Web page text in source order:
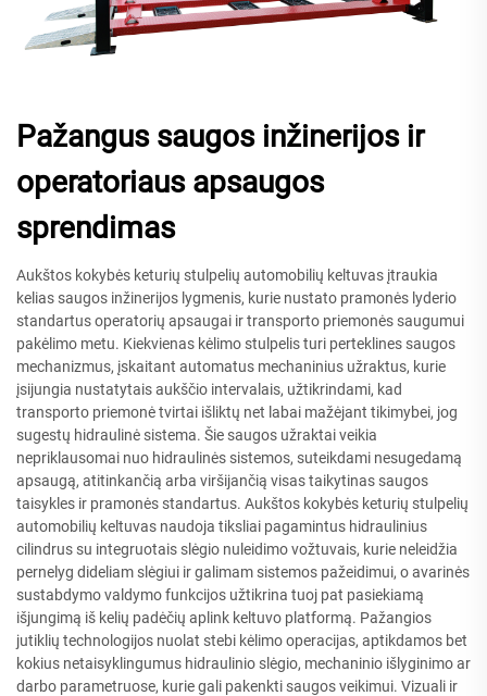
Pažangus saugos inžinerijos ir
operatoriaus apsaugos
sprendimas
Aukštos kokybės keturių stulpelių automobilių keltuvas įtraukia
kelias saugos inžinerijos lygmenis, kurie nustato pramonės lyderio
standartus operatorių apsaugai ir transporto priemonės saugumui
pakėlimo metu. Kiekvienas kėlimo stulpelis turi perteklines saugos
mechanizmus, įskaitant automatus mechaninius užraktus, kurie
įsijungia nustatytais aukščio intervalais, užtikrindami, kad
transporto priemonė tvirtai išliktų net labai mažėjant tikimybei, jog
sugestų hidraulinė sistema. Šie saugos užraktai veikia
nepriklausomai nuo hidraulinės sistemos, suteikdami nesugedamą
apsaugą, atitinkančią arba viršijančią visas taikytinas saugos
taisykles ir pramonės standartus. Aukštos kokybės keturių stulpelių
automobilių keltuvas naudoja tiksliai pagamintus hidraulinius
cilindrus su integruotais slėgio nuleidimo vožtuvais, kurie neleidžia
pernelyg dideliam slėgiui ir galimam sistemos pažeidimui, o avarinės
sustabdymo valdymo funkcijos užtikrina tuoj pat pasiekiamą
išjungimą iš kelių padėčių aplink keltuvo platformą. Pažangios
jutiklių technologijos nuolat stebi kėlimo operacijas, aptikdamos bet
kokius netaisyklingumus hidraulinio slėgio, mechaninio išlyginimo ar
darbo parametruose, kurie gali pakenkti saugos veikimui. Vizuali ir